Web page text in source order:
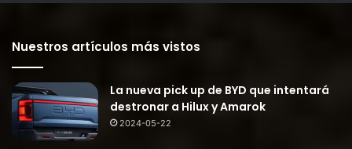
Nuestros artículos más vistos
La nueva pick up de BYD que intentará
destronar a Hilux y Amarok
2024-05-22